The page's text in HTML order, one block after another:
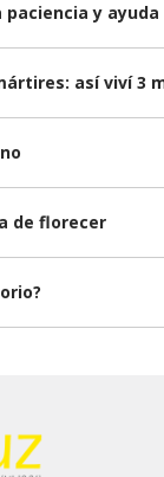
y ayuda
así viví 3
de florecer